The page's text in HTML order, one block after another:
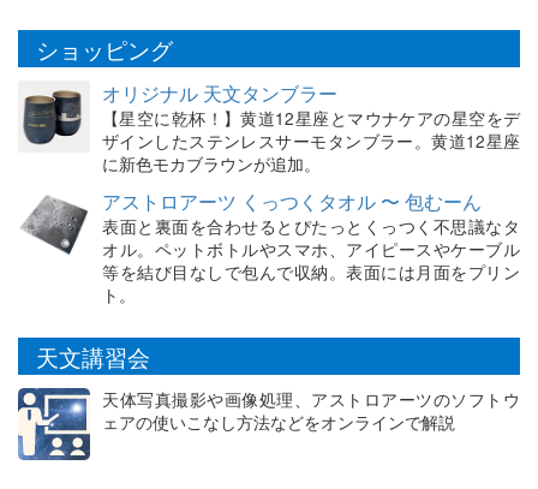
ショッピング
オリジナル 天文タンブラー
【星空に乾杯！】黄道12星座とマウナケアの星空をデ
ザインしたステンレスサーモタンブラー。黄道12星座
に新色モカブラウンが追加。
アストロアーツ くっつくタオル 〜 包むーん
表面と裏面を合わせるとぴたっとくっつく不思議なタ
オル。ペットボトルやスマホ、アイピースやケーブル
等を結び目なしで包んで収納。表面には月面をプリン
ト。
天文講習会
天体写真撮影や画像処理、アストロアーツのソフトウ
ェアの使いこなし方法などをオンラインで解説